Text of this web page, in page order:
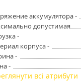
аккумулятора -
допустимая
-
корпуса -
-
-
всі атрибути